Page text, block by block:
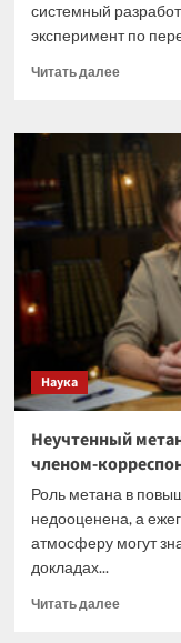
системный
эксперимент по
Читать далееПрочитать
В
России
успешно
систему
связи
на
двух
орбитах
Наука
Неучтенный
членом-
Роль метана в
недооценена, а
атмосферу могут
докладах...
Читать далееПрочитать